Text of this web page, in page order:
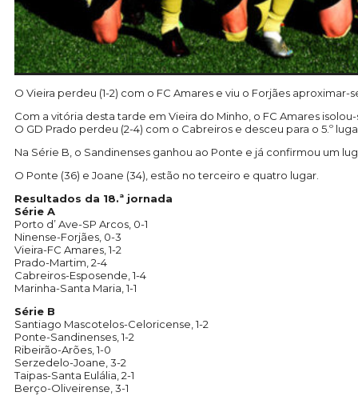
O Vieira perdeu (1-2) com o FC Amares e viu o Forjães
Com a vitória desta tarde em Vieira do Minho, o FC Amares
O GD Prado perdeu (2-4) com o Cabreiros e desceu para o 5.º
Na Série B, o Sandinenses ganhou ao Ponte e já confirmou um
O Ponte (36) e Joane (34), estão no terceiro e quatro lugar.
Resultados da 18.ª jornada
Série A
Porto d’ Ave-SP Arcos, 0-1
Ninense-Forjães, 0-3
Vieira-FC Amares, 1-2
Prado-Martim, 2-4
Cabreiros-Esposende, 1-4
Marinha-Santa Maria, 1-1
Série B
Santiago Mascotelos-Celoricense, 1-2
Ponte-Sandinenses, 1-2
Ribeirão-Arões, 1-0
Serzedelo-Joane, 3-2
Taipas-Santa Eulália, 2-1
Berço-Oliveirense, 3-1